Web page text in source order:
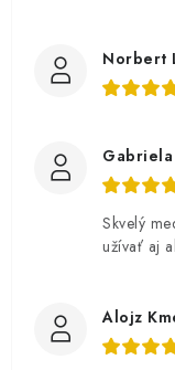
Norbert
Gabriela
Skvelý
užívať aj
Alojz